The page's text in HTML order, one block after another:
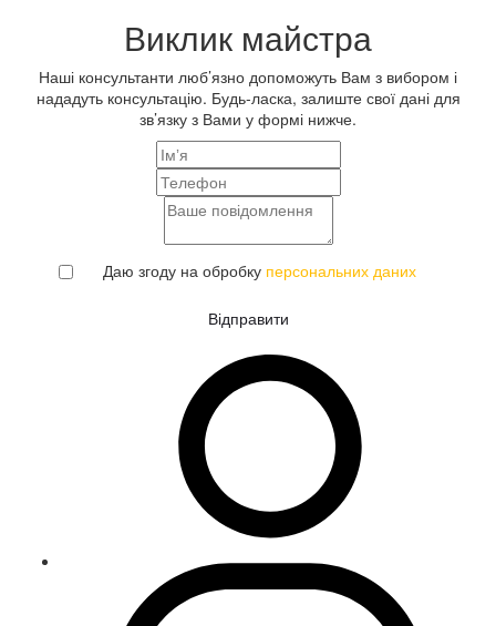
Виклик майстра
Наші консультанти люб’язно допоможуть Вам з вибором і
нададуть консультацію. Будь-ласка, залиште свої дані для
зв’язку з Вами у формі нижче.
Даю згоду на обробку персональних даних
Відправити